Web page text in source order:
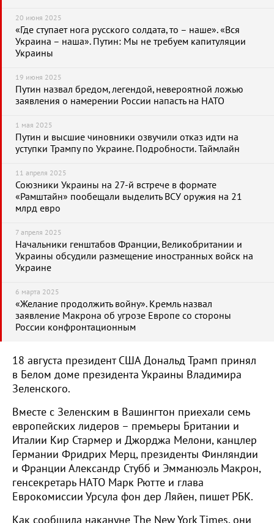
20 июня 2025
«Где ступает нога русского солдата, то – наше». «Вся
Украина – наша». Путин: Мы не требуем капитуляции
Украины
19 июня 2025
Путин назвал бредом, легендой, невероятной ложью
заявления о намерении России напасть на НАТО
1 мая 2025
Путин и высшие чиновники озвучили отказ идти на
уступки Трампу по Украине. Подробности. Таймлайн
11 апреля 2025
Союзники Украины на 27-й встрече в формате
«Рамштайн» пообещали выделить ВСУ оружия на 21
млрд евро
7 апреля 2025
Начальники генштабов Франции, Великобритании и
Украины обсудили размещение иностранных войск на
Украине
6 марта 2025
«Желание продолжить войну». Кремль назвал
заявление Макрона об угрозе Европе со стороны
России конфронтационным
18 августа президент США Дональд Трамп принял
в Белом доме президента Украины Владимира
Зеленского.
Вместе с Зеленским в Вашингтон приехали семь
европейских лидеров – премьеры Британии и
Италии Кир Стармер и Джорджа Мелони, канцлер
Германии Фридрих Мерц, президенты Финляндии
и Франции Александр Стубб и Эмманюэль Макрон,
генсекретарь НАТО Марк Рютте и глава
Еврокомиссии Урсула фон дер Ляйен, пишет РБК.
Как сообщила накануне The New York Times, они